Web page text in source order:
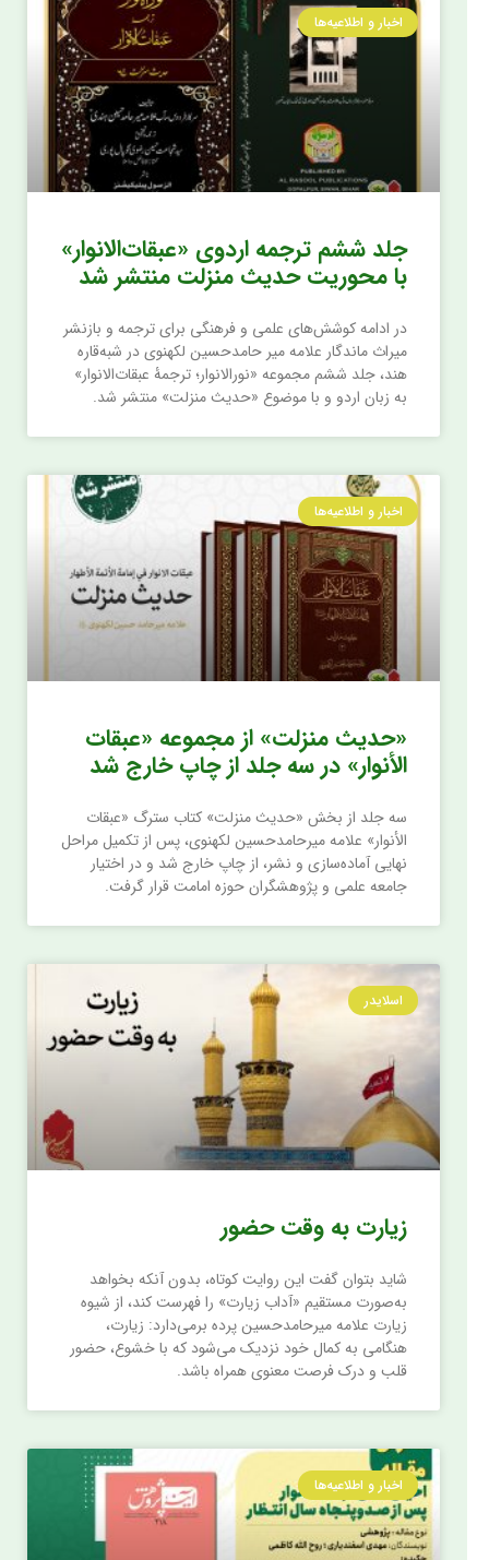
اخبار و اطلاعیه‌ها
جلد ششم ترجمه اردوی «عبقات‌الانوار»
با محوریت حدیث منزلت منتشر شد
در ادامه کوشش‌های علمی و فرهنگی برای ترجمه و بازنشر
میراث ماندگار علامه میر حامدحسین لکهنوی در شبه‌قاره
هند، جلد ششم مجموعه «نورالانوار؛ ترجمۀ عبقات‌الانوار»
به زبان اردو و با موضوع «حدیث منزلت» منتشر شد.
اخبار و اطلاعیه‌ها
«حدیث منزلت» از مجموعه «عبقات
الأنوار» در سه جلد از چاپ خارج شد
سه جلد از بخش «حدیث منزلت» کتاب سترگ «عبقات
الأنوار» علامه میرحامدحسین لکهنوی، پس از تکمیل مراحل
نهایی آماده‌سازی و نشر، از چاپ خارج شد و در اختیار
جامعه علمی و پژوهشگران حوزه امامت قرار گرفت.
اسلایدر
زیارت به وقت حضور
شاید بتوان گفت این روایت کوتاه، بدون آنکه بخواهد
به‌صورت مستقیم «آداب زیارت» را فهرست کند، از شیوه
زیارت علامه میرحامدحسین پرده برمی‌دارد: زیارت،
هنگامی به کمال خود نزدیک می‌شود که با خشوع، حضور
قلب و درک فرصت معنوی همراه باشد.
اخبار و اطلاعیه‌ها